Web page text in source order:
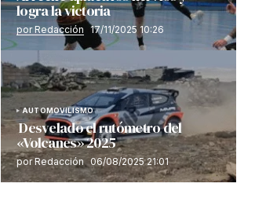
logra la victoria
por Redacción 17/11/2025 10:26
AUTOMOVILISMO
Desvelado el rutómetro del
«Volcanes» 2025
por Redacción 06/08/2025 21:01